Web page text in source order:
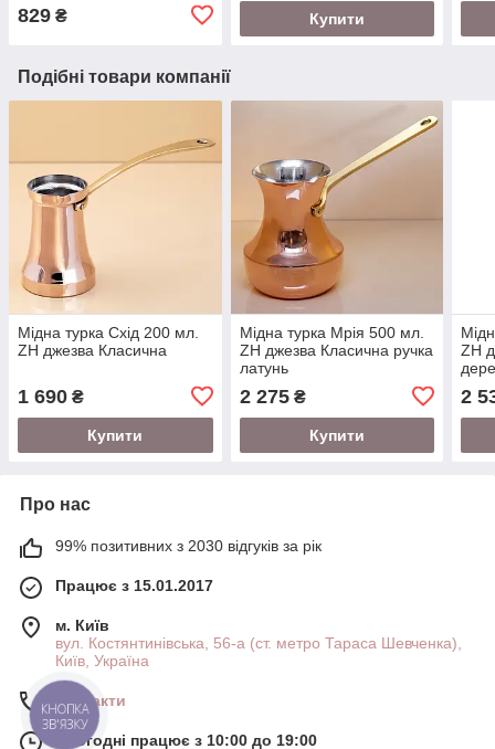
829 ₴ Купити
Подібні товари компанії
Мідна турка Схід 200 мл.
ZH джезва Класична
1 690 ₴
Купити
Мідна турка Мрія 500 мл.
ZH джезва Класична ручка
латунь
2 275₴
Купити
ZH
2
Про нас
99% позитивних з 2030 відгуків за рік
Працює з 15.01.2017
м. Київ
вул. Костянтинівська, 56-а (ст. метро Тараса Шевченка),
Київ, Україна
Контакти
Сьогодні працює з 10:00 до 19:00
КНОПКА
ЗВ'ЯЗКУ